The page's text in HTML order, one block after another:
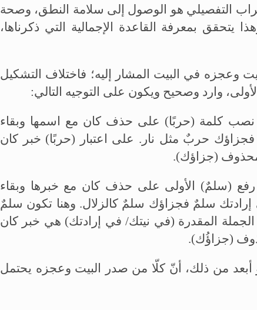
التفصيلي هو الوصول إلى سلامة النطق، وصحة
يتحقق بمعرفة القاعدة الإجمالية التي ذكرناها،
وعجزه في البيت المشار إليه؛ فاختلاف التشكيل
وارد وصحيح ويكون على التوجيه التالي:
كلمة (حربًا) على حذف كان مع اسمها وبقاء
فجزاؤك حربٌ مثل نار. على اعتبار (حربًا) خبر كان
(جزاؤك).
(سلمٌ) الأولى على حذف كان مع خبرها وبقاء
إرادتك سلمٌ فجزاؤك سلمٌ كالزلال. وهنا تكون سلمٌ
المقدرة (في نيتك/ في إرادتك) هي خبر كان
(جزاؤُك).
أبعد من ذلك، أنّ كلّا من صدر البيت وعجزه يحتمل